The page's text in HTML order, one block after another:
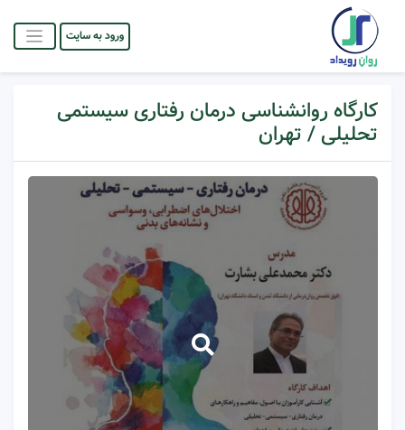
ورود به سایت
کارگاه روانشناسی درمان رفتاری سیستمی
تحلیلی / تهران